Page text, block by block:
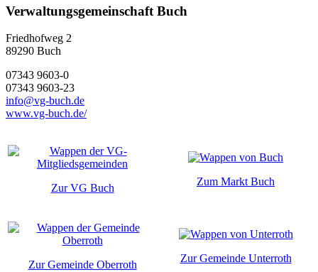
Verwaltungsgemeinschaft Buch
Friedhofweg 2
89290 Buch
07343 9603-0
07343 9603-23
info@vg-buch.de
www.vg-buch.de/
Zur VG Buch
Zum Markt Buch
Zur Gemeinde Oberroth
Zur Gemeinde Unterroth